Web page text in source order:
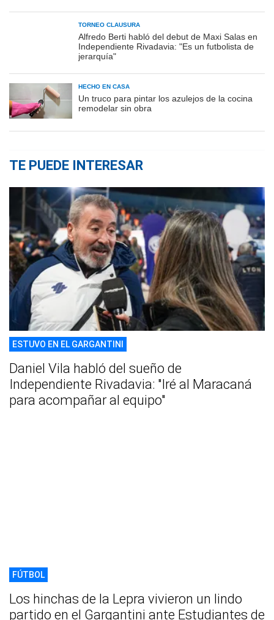
TORNEO CLAUSURA
Alfredo Berti habló del debut de Maxi Salas en
Independiente Rivadavia: "Es un futbolista de
jerarquía"
HECHO EN CASA
Un truco para pintar los azulejos de la cocina
remodelar sin obra
TE PUEDE INTERESAR
ESTUVO EN EL GARGANTINI
Daniel Vila habló del sueño de
Independiente Rivadavia: "Iré al Maracaná
para acompañar al equipo"
FÚTBOL
Los hinchas de la Lepra vivieron un lindo
partido en el Gargantini ante Estudiantes de